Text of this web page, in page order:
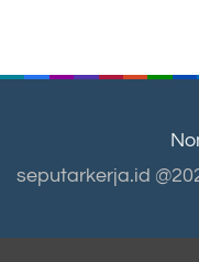
seputarkerja.id